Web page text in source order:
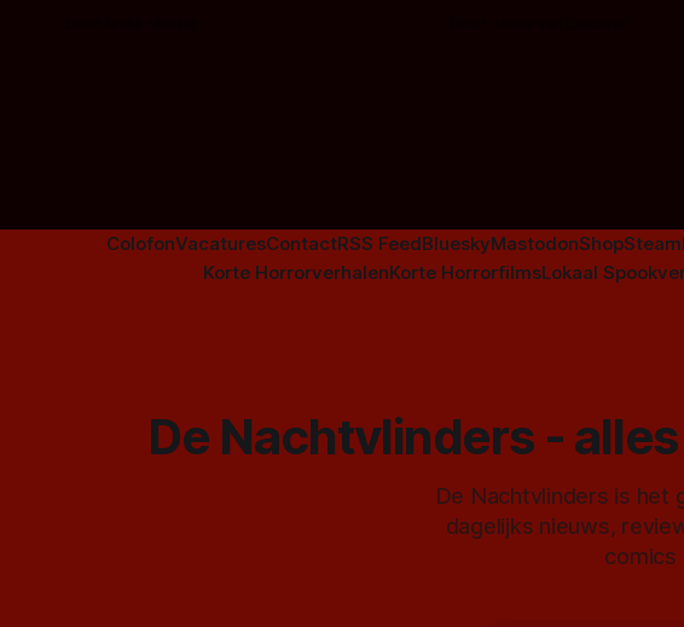
ColofonVacaturesContactRSS FeedBlueskyMastodonShopSteam
Korte HorrorverhalenKorte HorrorfilmsLokaal
De Nachtvlinders -
De Nachtvlinders is het
dagelijks nieuws,
comics